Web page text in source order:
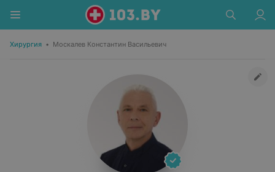
Хирургия • Москалев Константин Васильевич